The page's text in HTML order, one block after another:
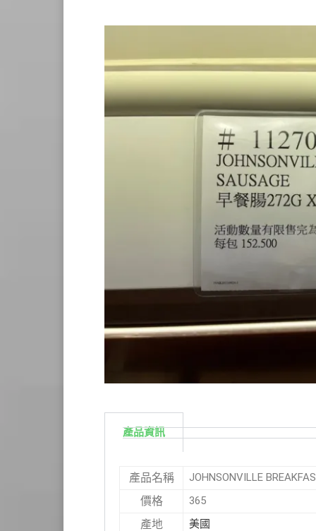
產品資訊
產品名稱 JOHNSONVILLE
價格 365
產地 美國